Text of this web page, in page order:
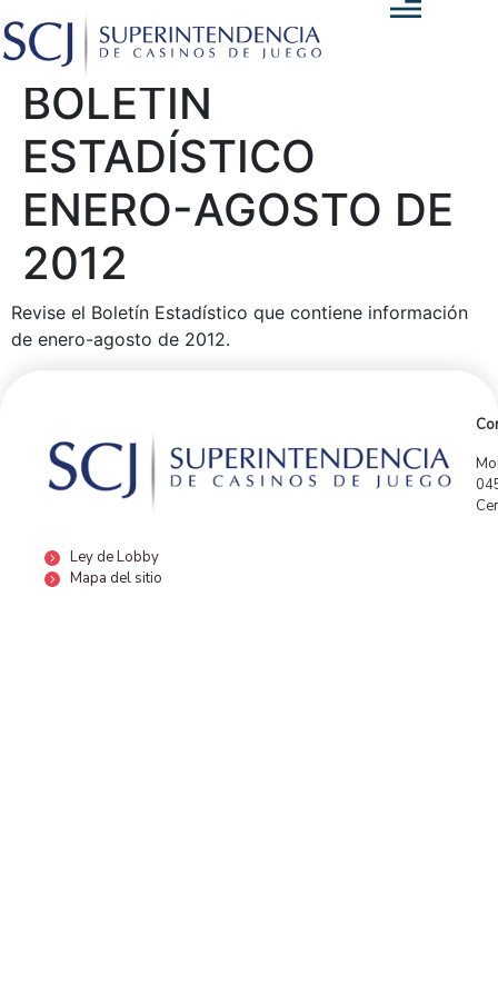
BOLETÍN
ESTADÍSTICO
ENERO-AGOSTO DE
2012
Revise el Boletín Estadístico que contiene información
de enero-agosto de 2012.
Ley de Lobby
Mapa del sitio